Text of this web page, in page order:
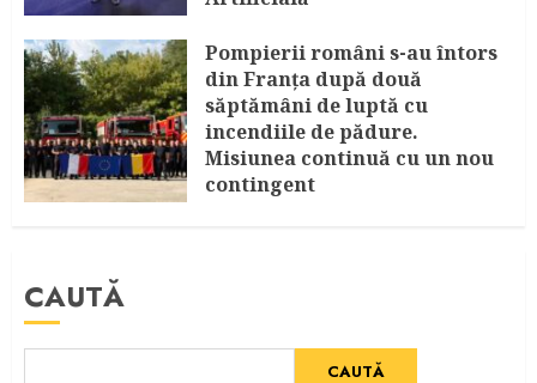
Pompierii români s-au întors
din Franța după două
săptămâni de luptă cu
incendiile de pădure.
Misiunea continuă cu un nou
contingent
CAUTĂ
CAUTĂ